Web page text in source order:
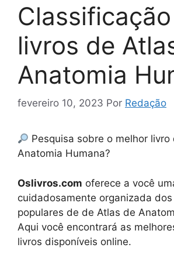
livros de
Anatomia
fevereiro 10, 2023 Por Redação
Pesquisa sobre o melhor
Anatomia Humana?
Oslivros.com oferece a você
cuidadosamente organizada
populares de de Atlas de
Aqui você encontrará as
livros disponíveis online.